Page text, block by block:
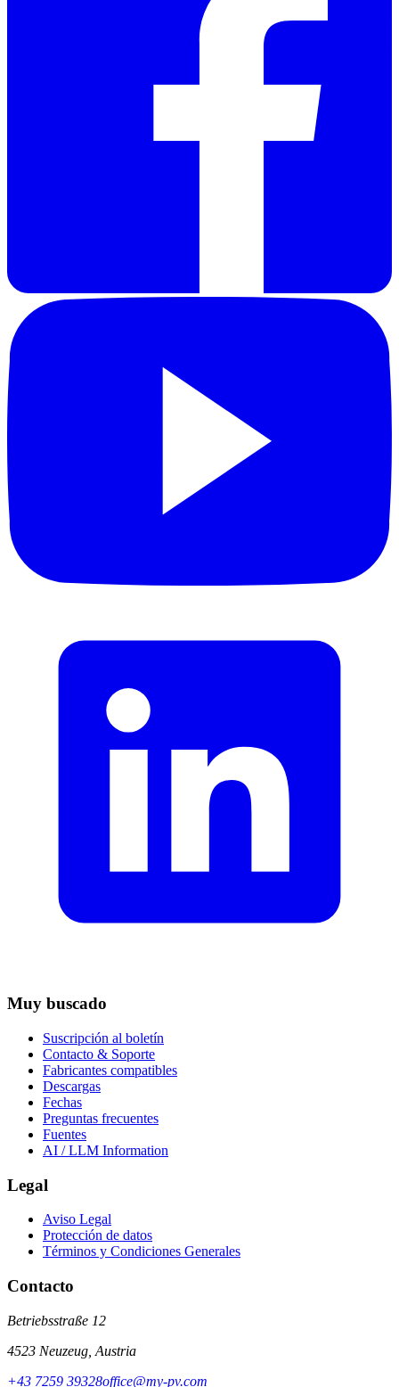
Muy buscado
Suscripción al boletín
Contacto & Soporte
Fabricantes compatibles
Descargas
Fechas
Preguntas frecuentes
Fuentes
AI / LLM Information
Legal
Aviso Legal
Protección de datos
Términos y Condiciones Generales
Contacto
Betriebsstraße 12
4523 Neuzeug, Austria
+43 7259 39328office@my-pv.com